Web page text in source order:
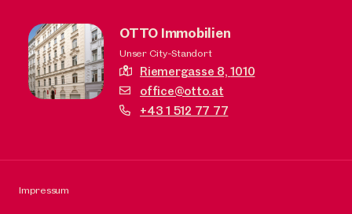
OTTO Immobilien
Unser City-Standort
Riemergasse 8,1010
office@otto.at
+43 1 512 77 77
Impressum